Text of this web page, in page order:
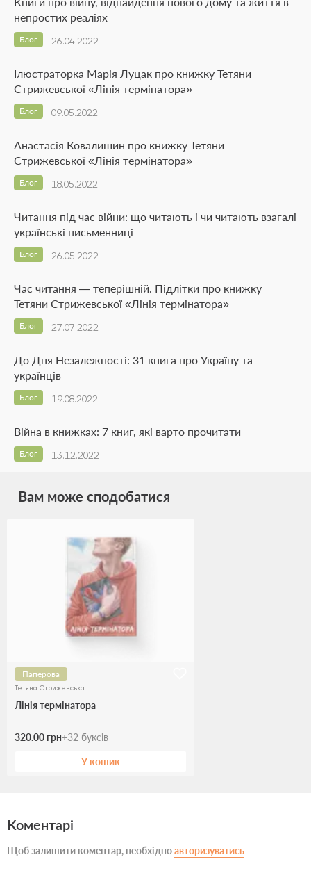
непростих реаліях
26.04.2022
Блог
Ілюстраторка Марія Луцак про книжку Тетяни
Стрижевської «Лінія термінатора»
09.05.2022
Блог
Анастасія Ковалишин про книжку Тетяни
Стрижевської «Лінія термінатора»
18.05.2022
Блог
Читання під час війни: що читають і чи читають взагалі
українські письменниці
26.05.2022
Блог
Час читання — теперішній. Підлітки про книжку
Тетяни Стрижевської «Лінія термінатора»
27.07.2022
Блог
До Дня Незалежності: 31 книга про Україну та
українців
19.08.2022
Блог
Війна в книжках: 7 книг, які варто прочитати
13.12.2022
Блог
Вам може сподобатися
Паперова
Тетяна Стрижевська
Лінія термінатора
320.00 грн+32 буксів
У кошик
Коментарі
Щоб залишити коментар, необхідноавторизуватись